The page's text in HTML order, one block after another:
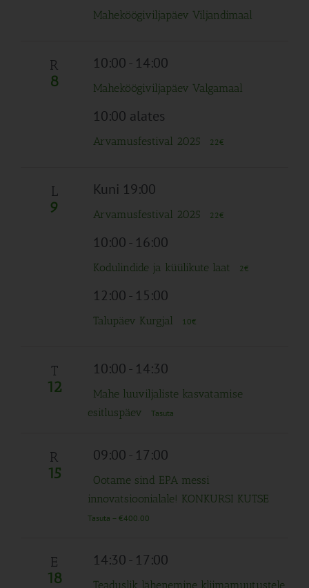
Maheköögiviljapäev Viljandimaal
R
8
10:00- 14:00
Maheköögiviljapäev Valgamaal
10:00 alates
Arvamusfestival 2025 22€
L
9
Kuni 19:00
Arvamusfestival 2025 22€
10:00- 16:00
Kodulindide ja küülikute laat 2€
12:00- 15:00
Talupäev Kurgjal 10€
T
12
10:00- 14:30
Mahe luuviljaliste kasvatamise
esitluspäev
Tasuta
R
15
09:00- 17:00
Ootame sind EPA messi
innovatsioonialale! KONKURSI KUTSE
Tasuta – €400.00
E
18
14:30- 17:00
Teaduslik lähenemine kliimamuutustele